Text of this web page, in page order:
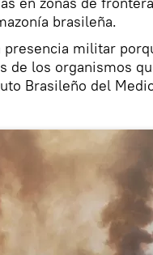
brasileña.
militar
de los organismos
Brasileño del